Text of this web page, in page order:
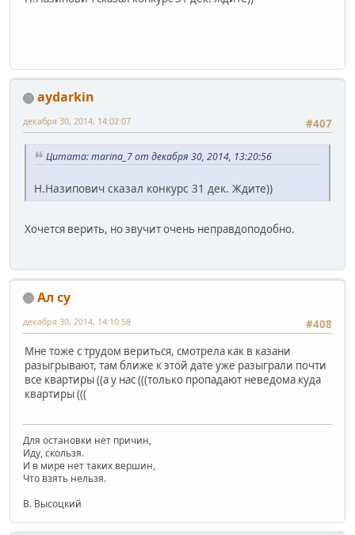
aydarkin
#407
декабря 30, 2014, 14:02:07
Цитата: marina_7 от декабря 30, 2014, 13:20:56
Н.Назипович сказал конкурс 31 дек. Ждите))
Хочется верить, но звучит очень неправдоподобно.
Ал су
#408
декабря 30, 2014, 14:10:58
Мне тоже с трудом вериться, смотрела как в казани
разыгрывают, там ближе к этой дате уже разыграли почти
все квартиры ((а у нас (((только пропадают неведома куда
квартиры (((
Для остановки нет причин,
Иду, скользя.
И в мире нет таких вершин,
Что взять нельзя.
В. Высоцкий